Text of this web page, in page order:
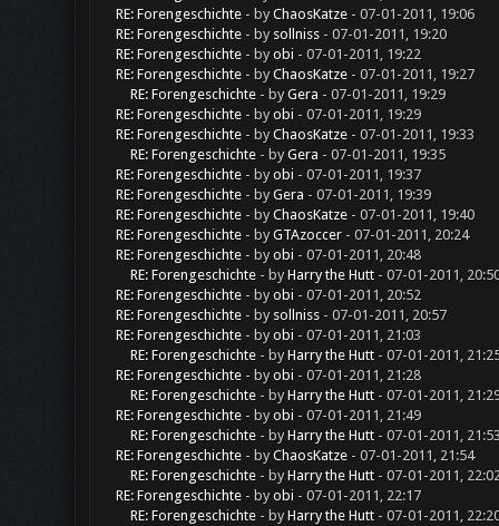
RE: Forengeschichte - byChaosKatze- 07-01-2011, 19:06
RE: Forengeschichte - by sollniss- 07-01-2011, 19:20
RE: Forengeschichte - byobi- 07-01-2011, 19:22
RE: Forengeschichte - byChaosKatze- 07-01-2011, 19:27
RE: Forengeschichte - byGera - 07-01-2011, 19:29
RE: Forengeschichte - byobi- 07-01-2011, 19:29
RE: Forengeschichte - byChaosKatze- 07-01-2011, 19:33
RE: Forengeschichte - byGera - 07-01-2011, 19:35
RE: Forengeschichte - byobi- 07-01-2011, 19:37
RE: Forengeschichte - byGera - 07-01-2011, 19:39
RE: Forengeschichte - byChaosKatze- 07-01-2011, 19:40
RE: Forengeschichte - byGTAzoccer- 07-01-2011, 20:24
RE: Forengeschichte - byobi- 07-01-2011, 20:48
RE: Forengeschichte - byHarry the Hutt- 07-01-2011,
RE: Forengeschichte - byobi- 07-01-2011, 20:52
RE: Forengeschichte - by sollniss- 07-01-2011, 20:57
RE: Forengeschichte - byobi- 07-01-2011, 21:03
RE: Forengeschichte - byHarry the Hutt- 07-01-2011,
RE: Forengeschichte - byobi- 07-01-2011, 21:28
RE: Forengeschichte - byHarry the Hutt- 07-01-2011,
RE: Forengeschichte - byobi- 07-01-2011, 21:49
RE: Forengeschichte - byHarry the Hutt- 07-01-2011, 21:53
RE: Forengeschichte - byChaosKatze- 07-01-2011, 21:54
RE: Forengeschichte - byHarry the Hutt- 07-01-2011,
RE: Forengeschichte - byobi- 07-01-2011, 22:17
RE: Forengeschichte - byHarry the Hutt- 07-01-2011,